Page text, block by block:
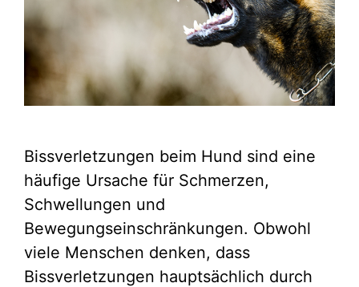
Bissverletzungen beim Hund sind eine
häufige Ursache für Schmerzen,
Schwellungen und
Bewegungseinschränkungen. Obwohl
viele Menschen denken, dass
Bissverletzungen hauptsächlich durch